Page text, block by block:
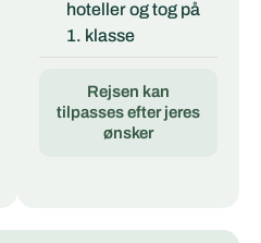
hoteller og tog på
1. klasse
Rejsen kan
tilpasses efter jeres
ønsker